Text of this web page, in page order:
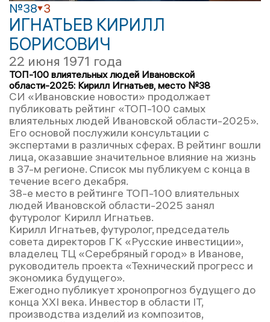
№38 3
ИГНАТЬЕВ КИРИЛЛ
БОРИСОВИЧ
22 июня 1971 года
ТОП-100 влиятельных людей Ивановской
области-2025: Кирилл Игнатьев, место №38
СИ «Ивановские новости» продолжает
публиковать рейтинг «ТОП-100 самых
влиятельных людей Ивановской области-2025».
Его основой послужили консультации с
экспертами в различных сферах. В рейтинг вошли
лица, оказавшие значительное влияние на жизнь
в 37-м регионе. Список мы публикуем с конца в
течение всего декабря.
38-е место в рейтинге ТОП-100 влиятельных
людей Ивановской области-2025 занял
футуролог Кирилл Игнатьев.
Кирилл Игнатьев, футуролог, председатель
совета директоров ГК «Русские инвестиции»,
владелец ТЦ «Серебряный город» в Иванове,
руководитель проекта «Технический прогресс и
экономика будущего».
Ежегодно публикует хронопрогноз будущего до
конца XXI века. Инвестор в области IT,
производства изделий из композитов,